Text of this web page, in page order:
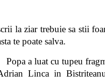
la ziar trebuie sa stii
te poate salva.
Popa a luat cu tupeu
Linca in